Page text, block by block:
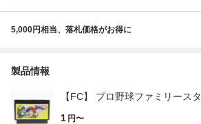
5,000円相当、落札価格がお得に
製品情報
【FC】 プロ野球ファミリース
1 円〜